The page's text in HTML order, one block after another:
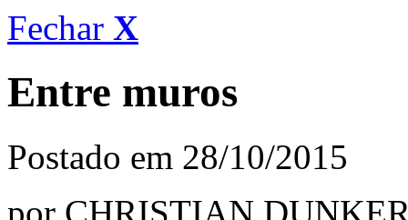
Fechar X
Entre muros
Postado em 28/10/2015
por CHRISTIAN